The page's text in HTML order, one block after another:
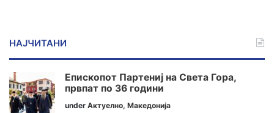
НАЈЧИТАНИ
Епископот Партениј на Света Гора,
првпат по 36 години
under Актуелно, Македонија